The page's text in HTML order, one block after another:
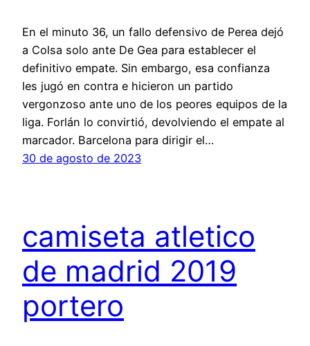
En el minuto 36, un fallo defensivo de Perea dejó
a Colsa solo ante De Gea para establecer el
definitivo empate. Sin embargo, esa confianza
les jugó en contra e hicieron un partido
vergonzoso ante uno de los peores equipos de la
liga. Forlán lo convirtió, devolviendo el empate al
marcador. Barcelona para dirigir el…
30 de agosto de 2023
camiseta atletico
de madrid 2019
portero